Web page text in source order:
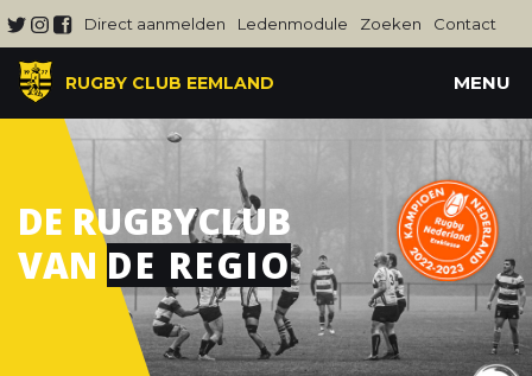
Direct aanmelden Ledenmodule Zoeken Contact
RUGBY CLUB EEMLAND MENU
DE RUGBYCLUB
VAN DE REGIO